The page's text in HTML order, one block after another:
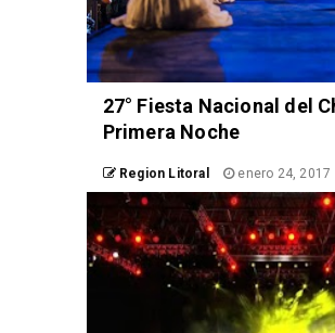
27° Fiesta Nacional del
Primera Noche
Region Litoral enero 24, 2017